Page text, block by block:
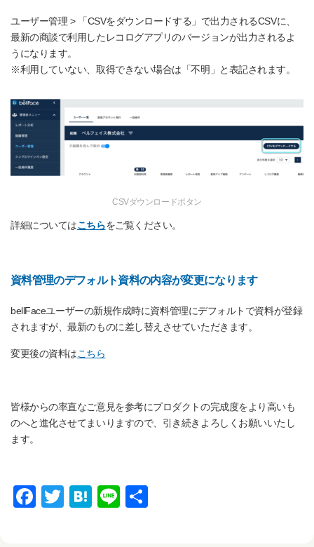
ユーザー管理 > 「CSVをダウンロードする」で出力されるCSVに、
最新の商談で利用したレコログアプリのバージョンが出力されるよ
うになります。
※利用していない、取得できない場合は「不明」と表記されます。
CSVダウンロードボタン
詳細についてはこちらをご覧ください。
資料管理のデフォルト資料の内容が変更になります
bellFaceユーザーの新規作成時に資料管理にデフォルトで資料が登録
されますが、最新のものに差し替えさせていただきます。
変更後の資料はこちら
皆様からの率直なご意見を参考にプロダクトの完成度をより高いも
のへと進化させてまいりますので、引き続きよろしくお願いいたし
ます。
F
T
H
Li